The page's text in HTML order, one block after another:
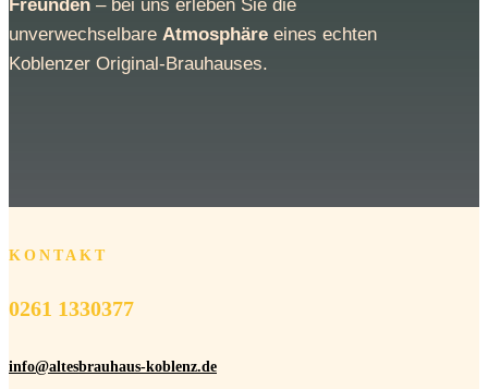
Freunden – bei uns erleben Sie die
unverwechselbare Atmosphäre eines echten
Koblenzer Original-Brauhauses.
KONTAKT
0261 1330377
info@altesbrauhaus-koblenz.de